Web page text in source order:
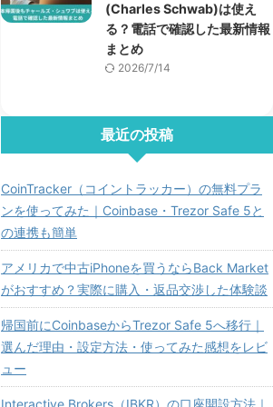
(Charles Schwab)は使え
る？電話で確認した最新情報
まとめ
2026/7/14
最近の投稿
CoinTracker（コイントラッカー）の無料プラ
ンを使ってみた｜Coinbase・Trezor Safe 5と
の連携も簡単
アメリカで中古iPhoneを買うならBack Market
がおすすめ？実際に購入・返品交渉した体験談
帰国前にCoinbaseからTrezor Safe 5へ移行｜
選んだ理由・設定方法・使ってみた感想をレビ
ュー
Interactive Brokers（IBKR）の口座開設方法｜